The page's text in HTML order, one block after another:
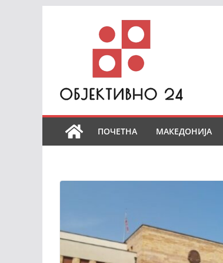
ПОЧЕТНА МАКЕДОНИЈА